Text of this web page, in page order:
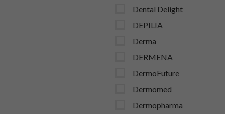
Dental Delight
DEPILIA
Derma
DERMENA
DermoFuture
Dermomed
Dermopharma